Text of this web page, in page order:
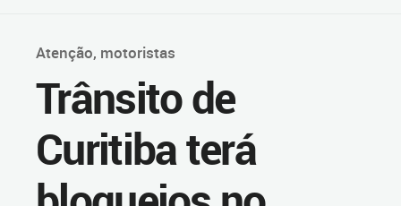
Atenção, motoristas
Trânsito de
Curitiba terá